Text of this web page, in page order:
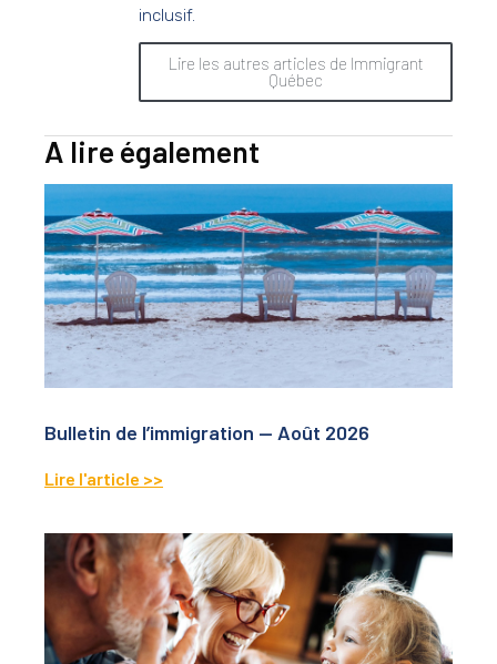
inclusif.
Lire les autres articles de Immigrant
Québec
A lire également
Bulletin de l’immigration — Août 2026
Lire l'article >>